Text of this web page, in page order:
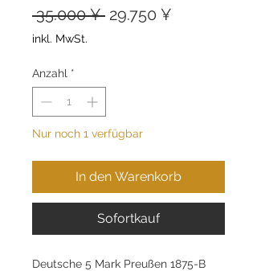
35.000 ¥ Standardpreis
29.750 ¥
inkl. MwSt.
Anzahl *
Nur noch 1 verfügbar
In den Warenkorb
Sofortkauf
Deutsche 5 Mark Preußen 1875-B